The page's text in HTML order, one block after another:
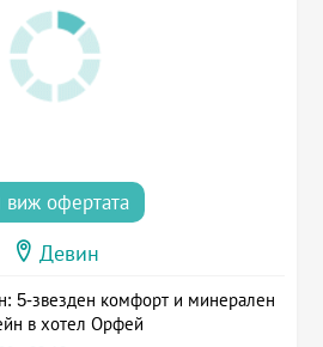
виж офертата
Девин
5-звезден комфорт и минерален
в хотел Орфей